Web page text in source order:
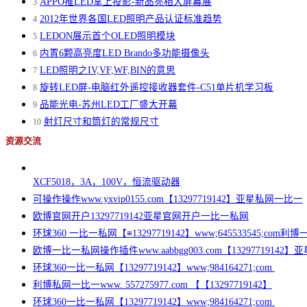
3
4 2012年世界各国LED照明产品认证标准趋势
5 LEDON展示首个OLED照明模块
6 内置6颗高亮度LED Brando多功能摄像头
7 LED照明之IV,VF,WF,BIN的意思
8 旋转LED屏-电脑红外遥控接收器套件-C51单片机学习板
9 品能光电-苏州LED工厂盛大开幕
10 射灯尺寸和筒灯的常规尺寸
资源交流
XCF5018，3A，100V，恒流驱动器
可操作操作www.yxvip0155.com【13297719142】亚星私网一比一
欧博官网开户13297719142亚星官网开户一比一私网
环球360 一比一私网【≡13297719142】www;645533545;com利博
欧博一比一私网操作插件www.aabbgg003.com【13297719142】
环球360一比一私网【13297719142】www;984164271;com
利博私网一比一www. 557275977.com 【【13297719142】
环球360一比一私网【13297719142】www;984164271;com